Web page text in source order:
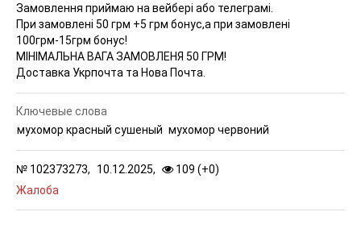
Замовлення приймаю на вейбері або телеграмі.
При замовлені 50 грм +5 грм бонус,а при замовлені
100грм-15грм бонус!
МІНІМАЛЬНА ВАГА ЗАМОВЛЕНЯ 50 ГРМ!
Доставка Укрпочта та Нова Почта.
№ 102373273, 10.12.2025, 109 (+0)
Жалоба
Ключевые слова
мухомор красный сушеный мухомор червоний